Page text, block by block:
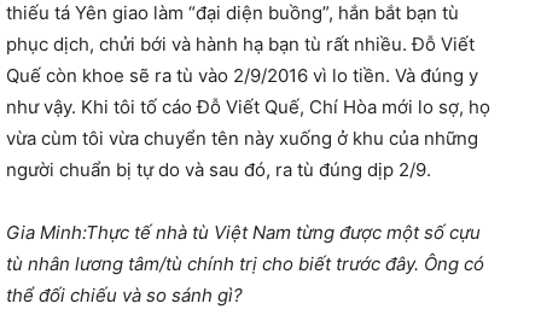
thiếu tá Yên giao làm “đại diện buồng”, hắn bắt bạn tù
phục dịch, chửi bới và hành hạ bạn tù rất nhiều. Đỗ Viết
Quế còn khoe sẽ ra tù vào 2/9/2016 vì lo tiền. Và đúng y
như vậy. Khi tôi tố cáo Đỗ Viết Quế, Chí Hòa mới lo sợ, họ
vừa cùm tôi vừa chuyển tên này xuống ở khu của những
người chuẩn bị tự do và sau đó, ra tù đúng dịp 2/9.
Gia Minh:Thực tế nhà tù Việt Nam từng được một số cựu
tù nhân lương tâm/tù chính trị cho biết trước đây. Ông có
thể đối chiếu và so sánh gì?